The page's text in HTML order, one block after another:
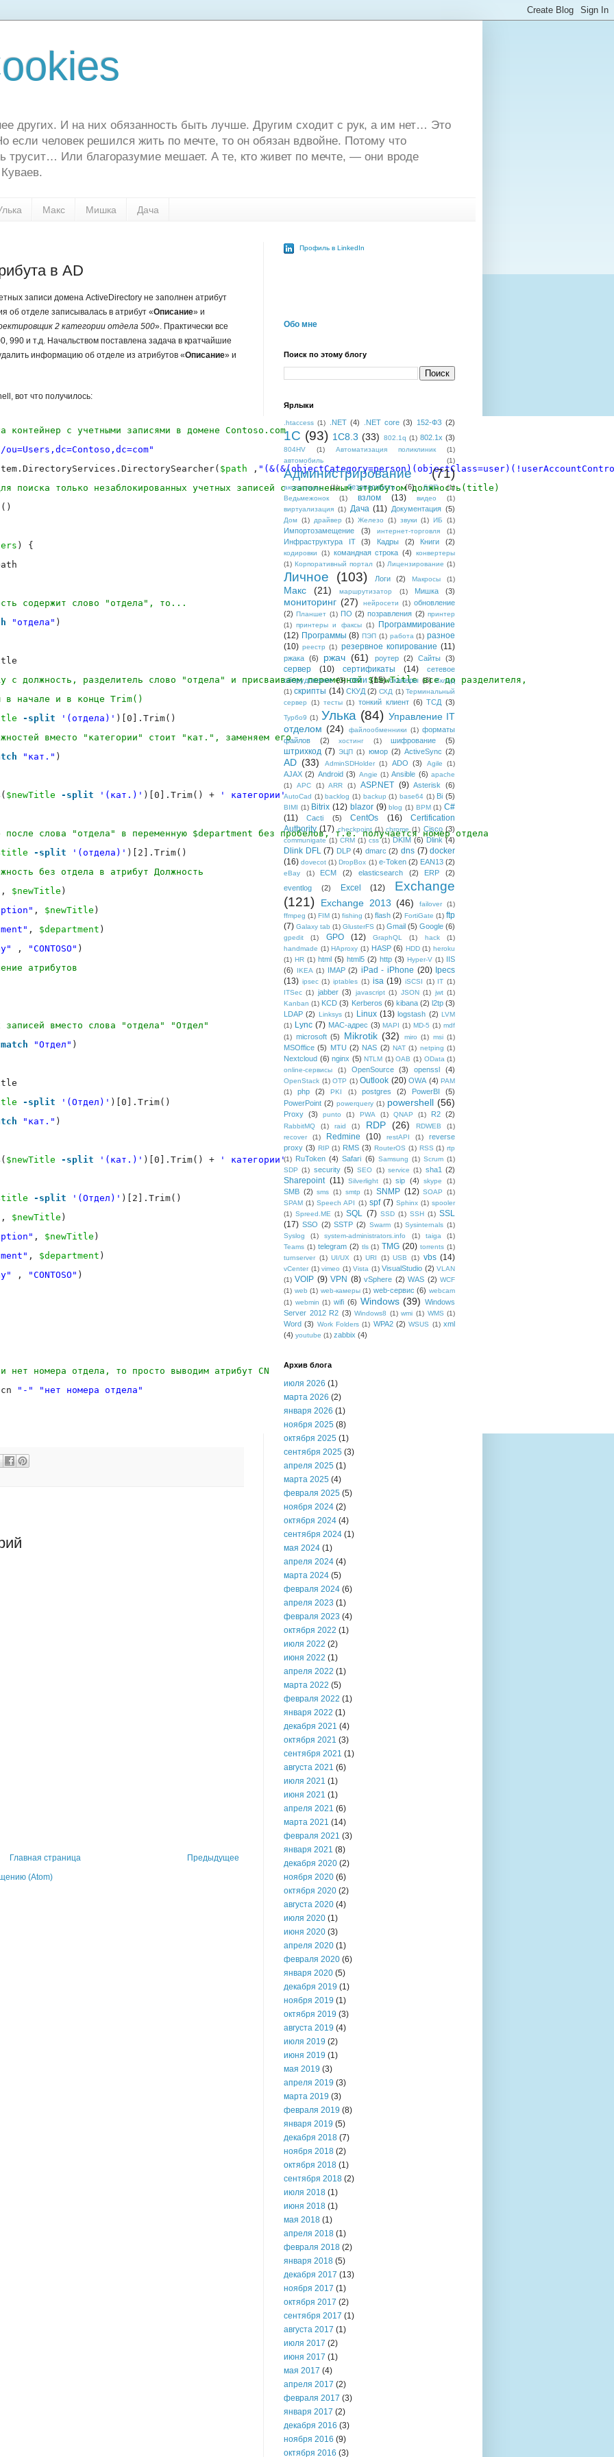
других. И на них обязанность быть лучше. Другим сходит с рук, а им нет… Это
если человек решился жить по мечте, то он обязан вдвойне. Потому что
трусит… Или благоразумие мешает. А те, кто живет по мечте, — они вроде
Макс Мишка Дача
в AD
записи домена ActiveDirectory не заполнен атрибут
об отделе записывалась в атрибут «Описание» и
2 категории отдела 500». Практически все
990 и т.д. Начальством поставлена задача в кратчайшие
информацию об отделе из атрибутов «Описание» и
вот что получилось:
контейнер с учетными записями в домене Contoso.com
ou=Users ,dc=Contoso,dc=com"
$path ,
поиска только незаблокированных учетных записей с заполненным атрибутом должность(title)
) {
содержит слово "отдела", то...
"отдела" )
с должность, разделитель слово "отдела" и присваиваем переменной $newTitle все до разделителя,
в начале и в конце Trim()
-split '(отдела)' )[0].Trim()
вместо "категории" стоит "кат.", заменяем его
"кат." )
$newTitle -split '(кат.)' )[0].Trim() +
' категории'
после слова "отдела" в переменную $department без пробелов, т.е. получается номер отдела
-split '(отдела)' )[2].Trim()
без отдела в атрибут Должность
, $newTitle )
, $newTitle )
, $department )
, "CONTOSO" )
атрибутов
записей вместо слова "отдела" "Отдел"
"Отдел" )
-split '(Отдел)' )[0].Trim()
"кат." )
$newTitle -split '(кат.)' )[0].Trim() +
' категории'
-split '(Отдел)' )[2].Trim()
, $newTitle )
, $newTitle )
, $department )
, "CONTOSO" )
нет номера отдела, то просто выводим атрибут CN
"-"
"нет номера отдела"
Предыдущее
Главная страница
(Atom)
Профиль в LinkedIn
Обо мне
Поиск по этому блогу
Ярлыки
.htaccess (1) .NET (4) .NET core (3) 152-ФЗ (2)
1С (93) 1C8.3 (33) 802.1q (1) 802.1x (3)
804HV (1) Автоматизация поликлиник
(1)
автомобиль
(1)
Администрирование (71)
аксессуары (1) безопасность (6) БСП
(1)
Ведьмежонок
(1) взлом (13) видео
(1)
виртуализация (1) Дача (11) Документация (5)
Дом (1) драйвер (1) Железо (1) звуки (1) ИБ (1)
Импортозамещение (3) интернет-торговля (1)
Инфраструктура IT (3) Кадры (2) Книги (2)
кодировки (1) командная строка (4)
конвертеры
(1) Корпоративный портал (1) Лицензирование (1)
Личное (103) Логи (2) Макросы (1)
Макс (21) маршрутизатор (1) Мишка (3)
мониторинг (27) нейросети (1) обновление
(2) Планшет (1) ПО (2) позравления (2) принтер
(1) принтеры и факсы (1)
Программирование
(12) Программы (8) ПЭП (1) работа (1) разное
(10) реестр (1) резервное копирование (11)
ржака (6) ржач (61) роутер (2) Сайты (3)
сервер (10) сертификаты (14)
сетевое
оборудование (3) сети (15) сканеры (3) Склад
(1) скрипты (14) СКУД (2) СХД (1) Терминальный
сервер
(1) тесты (1) тонкий клиент (6) ТСД (3)
Турбо9 (1) Улька (84) Управление IT
отделом (24) файлообменники (1) форматы
файлов
(2) хостинг (1) шифрование (5)
штрихкод (7) ЭЦП (1) юмор (2) ActiveSync (2)
AD (33) AdminSDHolder (1) ADO (3) Agile (1)
AJAX (2) Android (3) Angie (1) Ansible (6) apache
(1)
APC (1) ARR (1) ASP.NET (9) Asterisk (6)
AutoCad (1) backlog (1) backup (1) base64 (1) Bi (5)
BIMI (1) Bitrix (12) blazor (9) blog (1) BPM (1) C#
(11)
Cacti (5) CentOs (16)
Certification
Authority (17) checkpoint (1) chrome (1) Cisco (3)
communigate (1) CRM (1) css (1) DKIM (6) Dlink (4)
Dlink DFL (7) DLP (4) dmarc (2) dns (7) docker
(16) dovecot (1) DropBox (1) e-Token (2) EAN13 (2)
eBay (1) ECM (2) elasticsearch (2) ERP
(2)
eventlog
(2) Excel (12)
Exchange
(121)
Exchange 2013 (46) failover
(1)
ffmpeg (1) FIM (1) fishing (1) flash (2) FortiGate (1) ftp
(7) Galaxy tab (1) GlusterFS (1) Gmail (5) Google (6)
gpedit (1) GPO (12) GraphQL (1) hack
(1)
handmade (1) HAproxy (1) HASP (6) HDD (1) heroku
(1) HR (1) html (5) html5 (2) http (3) Hyper-V (1) IIS
(6)
IKEA (1) IMAP (2) iPad - iPhone (20) Ipecs
(13) ipsec (1) iptables (1) isa (19) iSCSI (1) IT (1)
ITSec (1) jabber (3) javascript (1) JSON (1) jwt (1)
Kanban (1) KCD (3) Kerberos (6) kibana (2) l2tp (3)
LDAP (2) Linksys (1) Linux (13) logstash (2) LVM
(1) Lync (7) MAC-адрес (3) MAPI (1) MD-5 (1) mdf
(1) microsoft (5) Mikrotik (32) miro (1) msi (1)
MSOffice (5) MTU (2) NAS (2) NAT (1) netping (1)
Nextcloud (6) nginx (5) NTLM (1) OAB (1) OData (1)
online-сервисы
(1) OpenSource (3) openssl (4)
OpenStack (1) OTP (1) Outlook (20) OWA (4) PAM
(1)
php (2) PKI (1) postgres (2) PowerBI
(5)
PowerPoint (2) powerquery (1) powershell (56)
Proxy (3) punto (1) PWA (1) QNAP (1) R2 (2)
RabbitMQ (1) raid (1) RDP (26) RDWEB
(1)
recover
(1) Redmine (10) restAPI (1)
reverse
proxy (3) RIP (1) RMS (3) RouterOS (1) RSS (1) rtp
(1) RuToken (4) Safari (6) Samsung (1) Scrum (1)
SDP (1) security (5) SEO (1) service (1) sha1 (2)
Sharepoint (11) Silverlight (1) sip (4) skype (1)
SMB (2) sms (1) smtp (1) SNMP (12) SOAP
(1)
SPAM (1) Speech API (1) spf (7) Sphinx (1) spooler
(1) Spreed.ME (1) SQL (7) SSD (1) SSH (1) SSL
(17) SSO (2) SSTP (2) Swarm (1) Sysinternals (1)
Syslog
(1) system-administrators.info (1) taiga
(1)
Teams (1) telegram (2) tls (1) TMG (20) torrents (1)
turnserver (1) UI/UX (1) URI (1) USB (1) vbs (14)
vCenter (1) vimeo (1) Vista (1) VisualStudio (2) VLAN
(1) VOIP (9) VPN (8) vSphere (2) WAS (2) WCF
(1) web (1) web-камеры (1) web-сервис (6) webcam
(1) webmin (1) wifi (6) Windows (39) Windows
Server 2012 R2 (3) Windows8 (1) wmi (1) WMS (1)
Word (3) Work Folders (1) WPA2 (2) WSUS (1) xml
(4) youtube (1) zabbix (4)
Архив блога
июля 2026 (1)
марта 2026 (2)
января 2026 (1)
ноября 2025 (8)
октября 2025 (1)
сентября 2025 (3)
апреля 2025 (1)
марта 2025 (4)
февраля 2025 (5)
ноября 2024 (2)
октября 2024 (4)
сентября 2024 (1)
мая 2024 (1)
апреля 2024 (4)
марта 2024 (5)
февраля 2024 (6)
апреля 2023 (1)
февраля 2023 (4)
октября 2022 (1)
июля 2022 (2)
июня 2022 (1)
апреля 2022 (1)
марта 2022 (5)
февраля 2022 (1)
января 2022 (1)
декабря 2021 (4)
октября 2021 (3)
сентября 2021 (1)
августа 2021 (6)
июля 2021 (1)
июня 2021 (1)
апреля 2021 (6)
марта 2021 (14)
февраля 2021 (3)
января 2021 (8)
декабря 2020 (2)
ноября 2020 (6)
октября 2020 (2)
августа 2020 (4)
июля 2020 (1)
июня 2020 (3)
апреля 2020 (1)
февраля 2020 (6)
января 2020 (5)
декабря 2019 (1)
ноября 2019 (1)
октября 2019 (3)
августа 2019 (4)
июля 2019 (2)
июня 2019 (1)
мая 2019 (3)
апреля 2019 (3)
марта 2019 (3)
февраля 2019 (8)
января 2019 (5)
декабря 2018 (7)
ноября 2018 (2)
октября 2018 (1)
сентября 2018 (2)
июля 2018 (1)
июня 2018 (1)
мая 2018 (1)
апреля 2018 (1)
февраля 2018 (2)
января 2018 (5)
декабря 2017 (13)
ноября 2017 (1)
октября 2017 (2)
сентября 2017 (1)
августа 2017 (1)
июля 2017 (2)
июня 2017 (1)
мая 2017 (4)
апреля 2017 (2)
февраля 2017 (3)
января 2017 (2)
декабря 2016 (3)
ноября 2016 (9)
октября 2016 (3)